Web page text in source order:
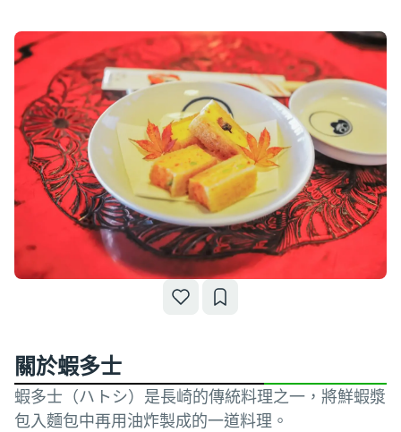
關於蝦多士
蝦多士（ハトシ）是長崎的傳統料理之一，將鮮蝦漿
包入麵包中再用油炸製成的一道料理。